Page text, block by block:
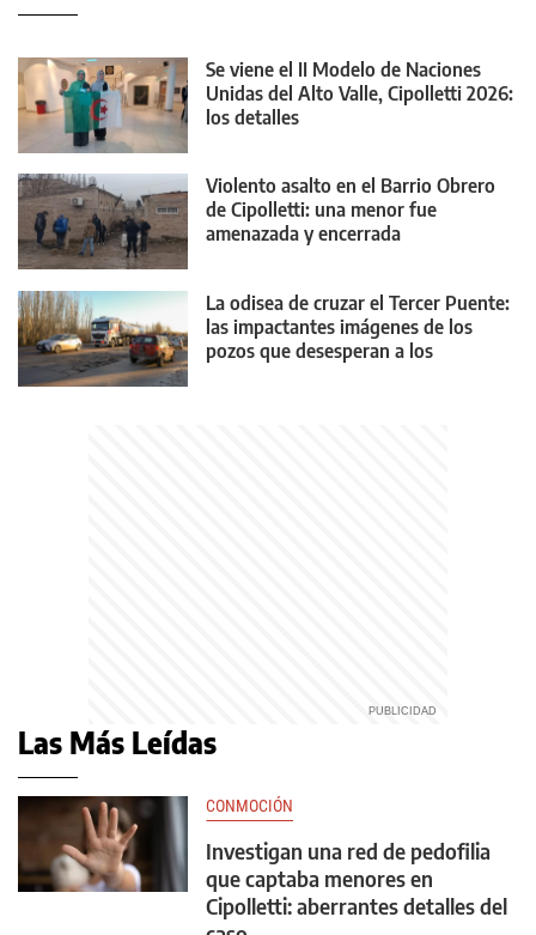
Se viene el II Modelo de Naciones
Unidas del Alto Valle, Cipolletti 2026:
los detalles
Violento asalto en el Barrio Obrero
de Cipolletti: una menor fue
amenazada y encerrada
La odisea de cruzar el Tercer Puente:
las impactantes imágenes de los
pozos que desesperan a los
Las Más Leídas
CONMOCIÓN
Investigan una red de pedofilia
que captaba menores en
Cipolletti: aberrantes detalles del